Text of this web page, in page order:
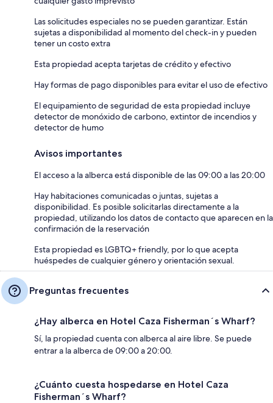
Las solicitudes especiales no se pueden garantizar. Están
sujetas a disponibilidad al momento del check-in y pueden
tener un costo extra
Esta propiedad acepta tarjetas de crédito y efectivo
Hay formas de pago disponibles para evitar el uso de efectivo
El equipamiento de seguridad de esta propiedad incluye
detector de monóxido de carbono, extintor de incendios y
detector de humo
Avisos importantes
El acceso a la alberca está disponible de las 09:00 a las 20:00
Hay habitaciones comunicadas o juntas, sujetas a
disponibilidad. Es posible solicitarlas directamente a la
propiedad, utilizando los datos de contacto que aparecen en la
confirmación de la reservación
Esta propiedad es LGBTQ+ friendly, por lo que acepta
huéspedes de cualquier género y orientación sexual.
Preguntas frecuentes
¿Hay alberca en Hotel Caza Fisherman´s Wharf?
Sí, la propiedad cuenta con alberca al aire libre. Se puede
entrar a la alberca de 09:00 a 20:00.
¿Cuánto cuesta hospedarse en Hotel Caza
Fisherman´s Wharf?